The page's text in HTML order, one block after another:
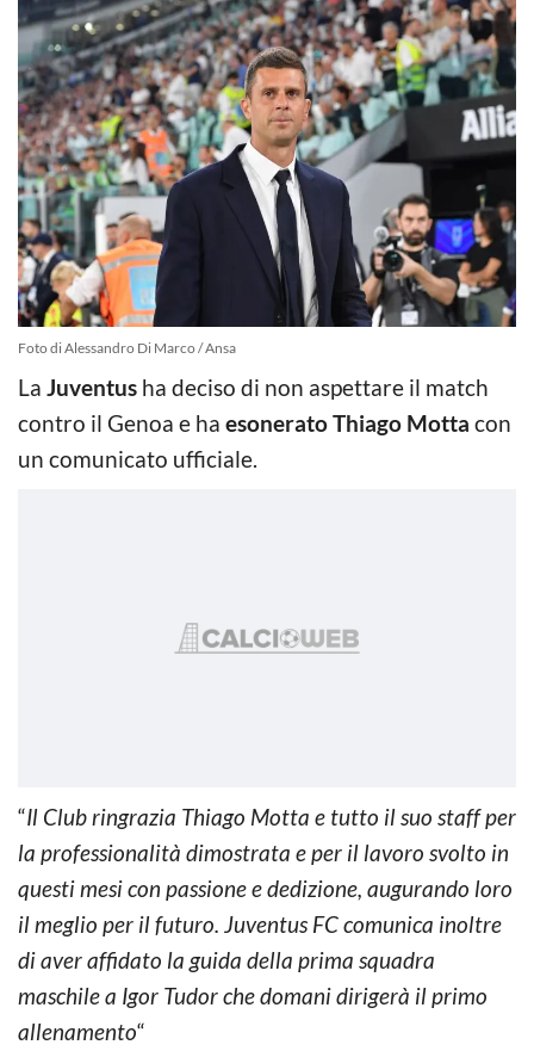
Foto di Alessandro Di Marco / Ansa
La Juventus ha deciso di non aspettare il match
contro il Genoa e ha esonerato Thiago Motta con
un comunicato ufficiale.
“Il Club ringrazia Thiago Motta e tutto il suo staff per
la professionalità dimostrata e per il lavoro svolto in
questi mesi con passione e dedizione, augurando loro
il meglio per il futuro. Juventus FC comunica inoltre
di aver affidato la guida della prima squadra
maschile a Igor Tudor che domani dirigerà il primo
allenamento“